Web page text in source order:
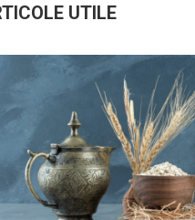
UTILE